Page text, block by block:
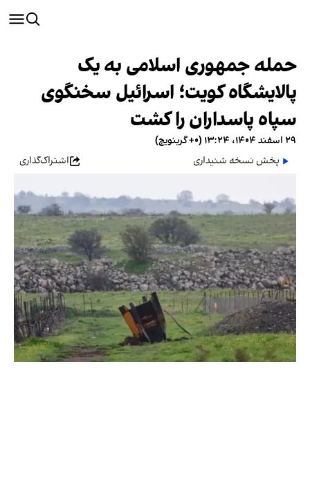
حمله جمهوری اسلامی به یک
پالایشگاه کویت؛ اسرائیل سخنگوی
سپاه پاسداران را کشت
۲۹ اسفند ۱۴۰۴، ۱۳:۲۴ (‎+۰ گرینویچ)
پخش نسخه شنیداری
اشتراک‌گذاری